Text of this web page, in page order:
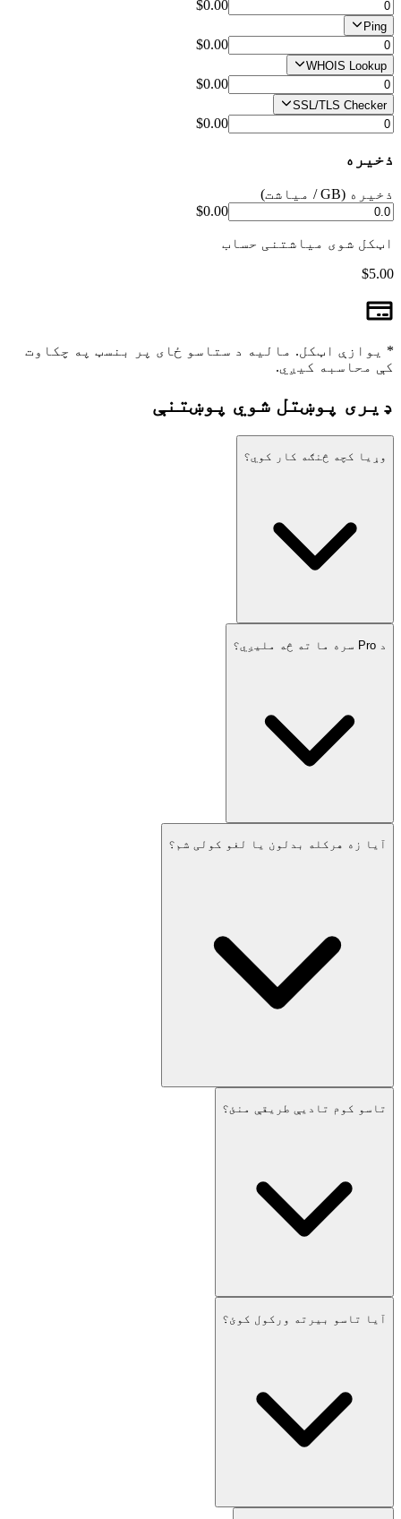
$0.00
Ping
$0.00
WHOIS Lookup
$0.00
SSL/TLS Checker
$0.00
ذخیره
ذخیره (GB / میاشت)
$0.00
اټکل شوی میاشتنی حساب
$5.00
* یوازې اټکل. مالیه د ستاسو ځای پر بنسټ په چکاوت
کې محاسبه کیږي.
ډیری پوښتل شوي پوښتنې
وړیا کچه څنګه کار کوي؟
د Pro سره ما ته څه ملیږي؟
آیا زه هرکله بدلون یا لغو کولی شم؟
تاسو کوم تادیې طریقې منئ؟
آیا تاسو بیرته ورکول کوئ؟